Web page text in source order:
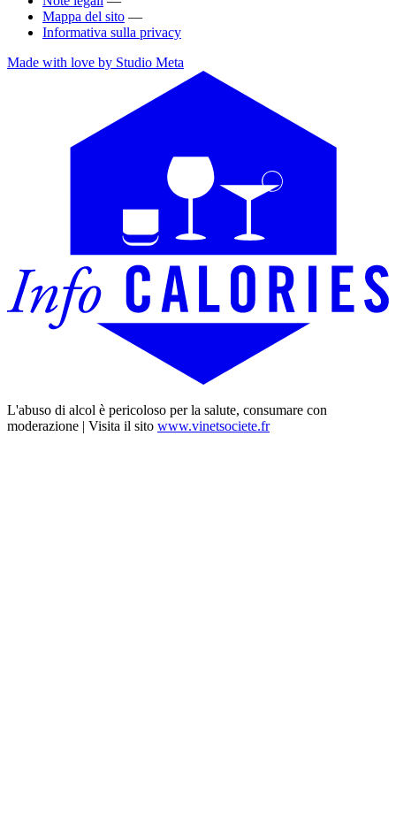
Mappa del sito —
Informativa sulla privacy
Made with love by Studio Meta
L'abuso di alcol è pericoloso per la salute, consumare con
moderazione | Visita il sito www.vinetsociete.fr